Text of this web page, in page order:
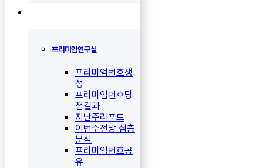
프리미엄연구실
프리미엄번호생
성
프리미엄번호당
첨결과
지난주리포트
이번주전망 심층
분석
프리미엄번호공
유